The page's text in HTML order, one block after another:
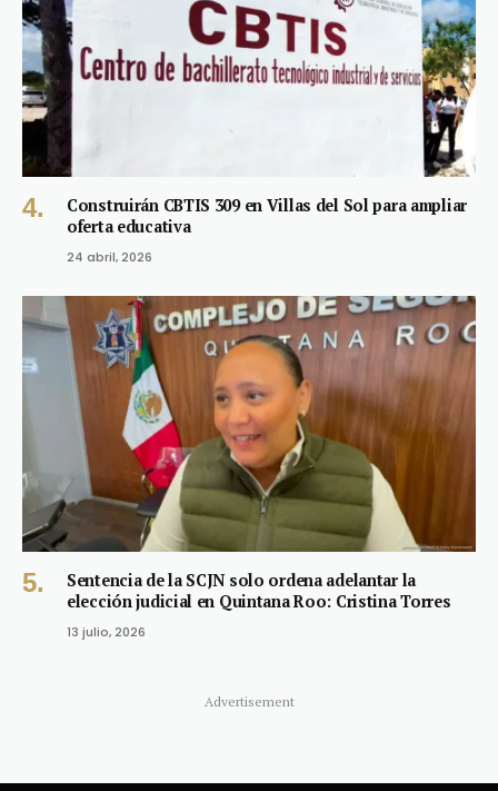
Construirán CBTIS 309 en Villas del Sol para ampliar
oferta educativa
24 abril, 2026
Sentencia de la SCJN solo ordena adelantar la
elección judicial en Quintana Roo: Cristina Torres
13 julio, 2026
Advertisement